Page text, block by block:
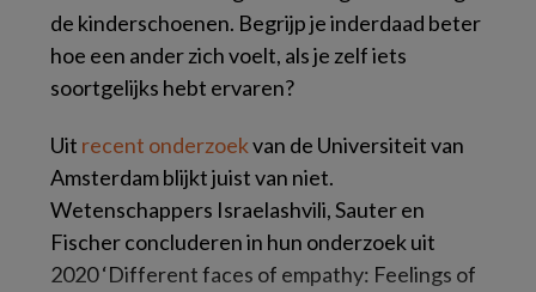
de kinderschoenen. Begrijp je inderdaad beter
hoe een ander zich voelt, als je zelf iets
soortgelijks hebt ervaren?
Uit recent onderzoekvan de Universiteit van
Amsterdamblijkt juist van niet.
Wetenschappers Israelashvili, Sauter en
Fischer concluderen in hun onderzoek uit
2020 ‘Different faces of empathy: Feelings of